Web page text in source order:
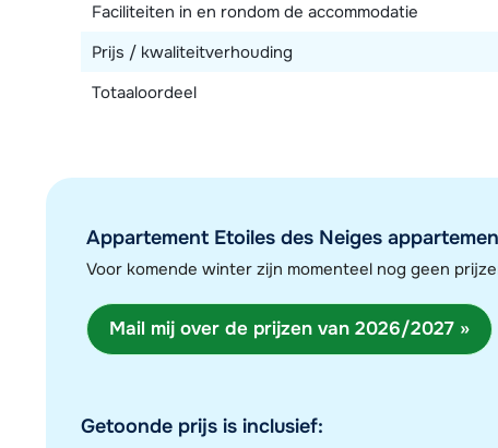
Faciliteiten in en rondom de accommodatie
Prijs / kwaliteitverhouding
Totaaloordeel
Appartement Etoiles des Neiges
Voor komende winter zijn momenteel nog geen
Mail mij over de prijzen van 2026/2027 »
Getoonde prijs is inclusief: